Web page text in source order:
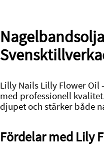
Lilly Nails Lilly Flower
med professionell
djupet och stärker både
Fördelar med Lily